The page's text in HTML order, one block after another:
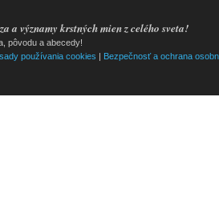
a významy krstných mien z celého sveta!
pôvodu a abecedy!
používania cookies Bezpečnosť a ochrana